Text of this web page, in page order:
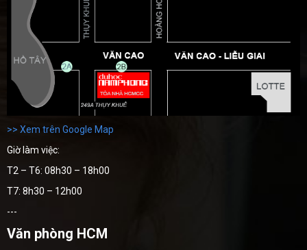
>> Xem trên Google Map
Giờ làm việc:
T2 – T6: 08h30 – 18h00
T7: 8h30 – 12h00
---
Văn phòng HCM